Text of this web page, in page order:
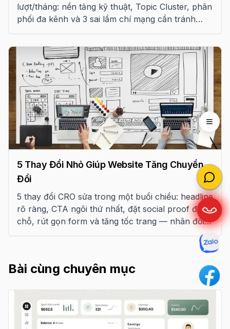
lượt/tháng: nền tảng kỹ thuật, Topic Cluster, phân
phối đa kênh và 3 sai lầm chí mạng cần tránh
5 Thay Đổi Nhỏ Giúp Website Tăng Chuyển
Đổi
5 thay đổi CRO sửa trong một buổi chiều: headline
rõ ràng, CTA ngôi thứ nhất, đặt social proof đúng
chỗ, rút gọn form và tăng tốc trang — nhân đôi
Bài cùng chuyên mục